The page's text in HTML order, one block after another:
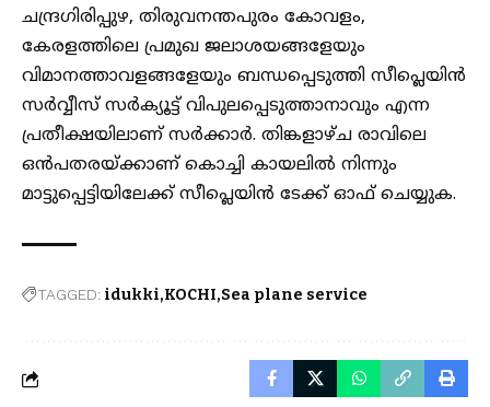
ചന്ദ്രഗിരിപ്പുഴ, തിരുവനന്തപുരം കോവളം,
കേരളത്തിലെ പ്രമുഖ ജലാശയങ്ങളേയും
വിമാനത്താവളങ്ങളേയും ബന്ധപ്പെടുത്തി സീപ്ലെയിൻ
സർവ്വീസ് സർക്യൂട്ട് വിപുലപ്പെടുത്താനാവും എന്ന
പ്രതീക്ഷയിലാണ് സർക്കാർ. തിങ്കളാഴ്ച രാവിലെ
ഒൻപതരയ്ക്കാണ് കൊച്ചി കായലിൽ നിന്നും
മാട്ടുപ്പെട്ടിയിലേക്ക് സീപ്ലെയിൻ ടേക്ക് ഓഫ് ചെയ്യുക.
TAGGED: idukki KOCHI Sea plane service